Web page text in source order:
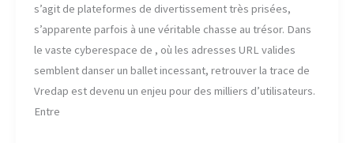
s’agit de plateformes de divertissement très prisées,
s’apparente parfois à une véritable chasse au trésor. Dans
le vaste cyberespace de , où les adresses URL valides
semblent danser un ballet incessant, retrouver la trace de
Vredap est devenu un enjeu pour des milliers d’utilisateurs.
Entre